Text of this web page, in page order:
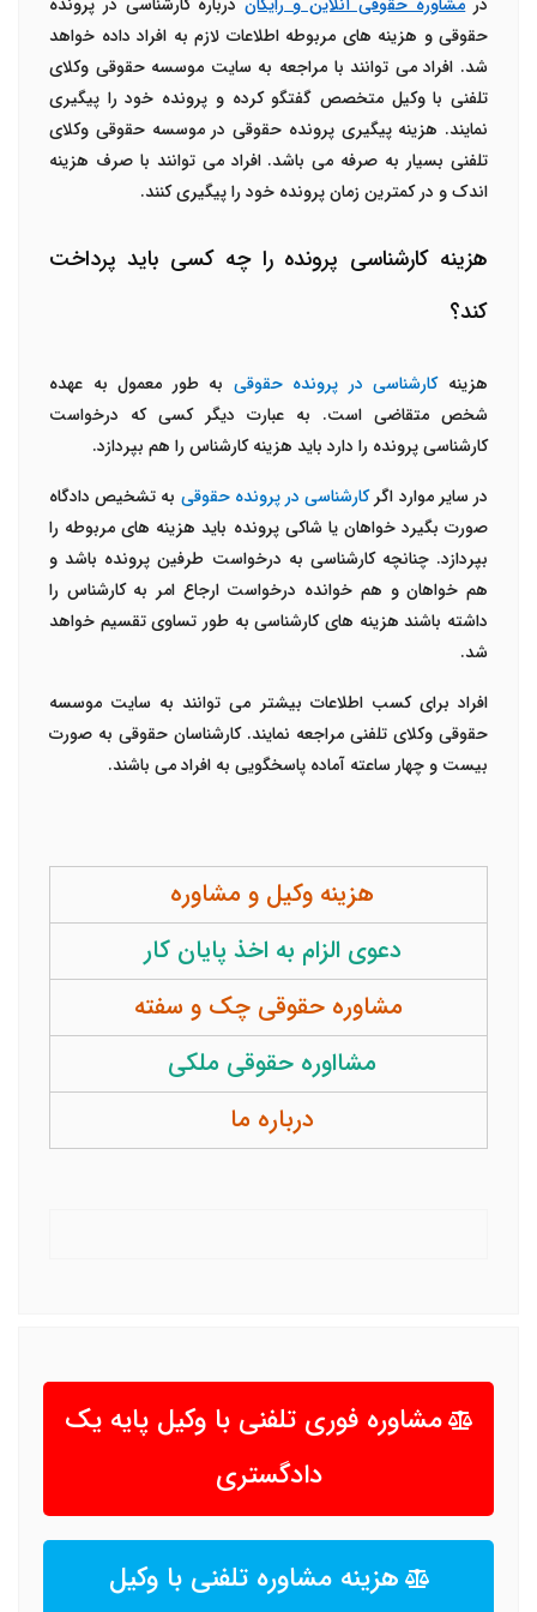
حقوقی و هزینه های مربوطه اطلاعات لازم به افراد داده خواهد
شد. افراد می توانند با مراجعه به سایت موسسه حقوقی وکلای
تلفنی با وکیل متخصص گفتگو کرده و پرونده خود را پیگیری
نمایند. هزینه پیگیری پرونده حقوقی در موسسه حقوقی وکلای
تلفنی بسیار به صرفه می باشد. افراد می توانند با صرف هزینه
اندک و در کمترین زمان پرونده خود را پیگیری کنند.
هزینه کارشناسی پرونده را چه کسی باید پرداخت
کند؟
هزینهکارشناسی در پرونده حقوقی به طور معمول به عهده
شخص متقاضی است. به عبارت دیگر کسی که درخواست
کارشناسی پرونده را دارد باید هزینه کارشناس را هم بپردازد.
در سایر موارد اگرکارشناسی در پرونده حقوقی به تشخیص دادگاه
صورت بگیرد خواهان یا شاکی پرونده باید هزینه های مربوطه را
بپردازد. چنانچه کارشناسی به درخواست طرفین پرونده باشد و
هم خواهان و هم خوانده درخواست ارجاع امر به کارشناس را
داشته باشند هزینه های کارشناسی به طور تساوی تقسیم خواهد
شد.
افراد برای کسب اطلاعات بیشتر می توانند به سایت موسسه
حقوقی وکلای تلفنی مراجعه نمایند. کارشناسان حقوقی به صورت
بیست و چهار ساعته آماده پاسخگویی به افراد می باشند.
هزینه وکیل و مشاوره
دعوی الزام به اخذ پایان کار
مشاوره حقوقی چک و سفته
مشااوره حقوقی ملکی
درباره ما
مشاوره فوری تلفنی با وکیل پایه یک
دادگستری
هزینه مشاوره تلفنی با وکیل